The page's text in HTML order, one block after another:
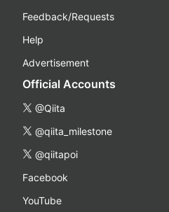
Feedback/Requests
Help
Advertisement
Official Accounts
@Qiita
@qiita_milestone
@qiitapoi
Facebook
YouTube